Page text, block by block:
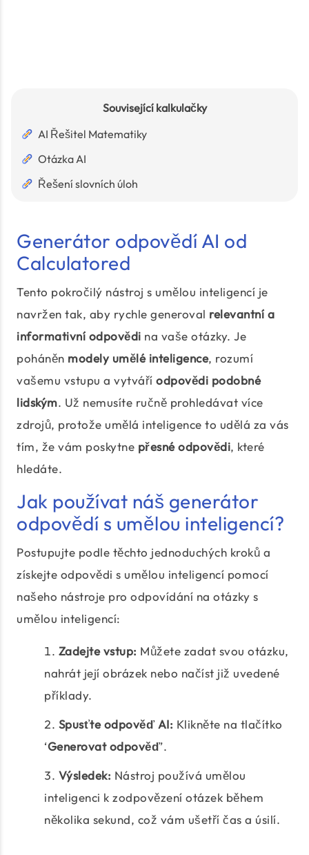
Související kalkulačky
AI Řešitel Matematiky
Otázka AI
Řešení slovních úloh
Generátor odpovědí AI od
Calculatored
Tento pokročilý nástroj s umělou inteligencí je
navržen tak, aby rychle generoval relevantní a
informativní odpovědi na vaše otázky. Je
poháněn modely umělé inteligence, rozumí
vašemu vstupu a vytváří odpovědi podobné
lidským. Už nemusíte ručně prohledávat více
zdrojů, protože umělá inteligence to udělá za vás
tím, že vám poskytne přesné odpovědi, které
hledáte.
Jak používat náš generátor
odpovědí s umělou inteligencí?
Postupujte podle těchto jednoduchých kroků a
získejte odpovědi s umělou inteligencí pomocí
našeho nástroje pro odpovídání na otázky s
umělou inteligencí:
Zadejte vstup: Můžete zadat svou otázku,
nahrát její obrázek nebo načíst již uvedené
příklady.
Spusťte odpověď AI: Klikněte na tlačítko
‘Generovat odpověď’.
Výsledek: Nástroj používá umělou
inteligenci k zodpovězení otázek během
několika sekund, což vám ušetří čas a úsilí.